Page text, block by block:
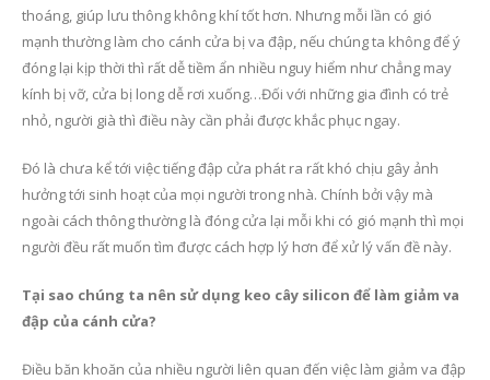
thoáng, giúp lưu thông không khí tốt hơn. Nhưng mỗi lần có gió
mạnh thường làm cho cánh cửa bị va đập, nếu chúng ta không để ý
đóng lại kịp thời thì rất dễ tiềm ẩn nhiều nguy hiểm như chẳng may
kính bị vỡ, cửa bị long dễ rơi xuống…Đối với những gia đình có trẻ
nhỏ, người già thì điều này cần phải được khắc phục ngay.
Đó là chưa kể tới việc tiếng đập cửa phát ra rất khó chịu gây ảnh
hưởng tới sinh hoạt của mọi người trong nhà. Chính bởi vậy mà
ngoài cách thông thường là đóng cửa lại mỗi khi có gió mạnh thì mọi
người đều rất muốn tìm được cách hợp lý hơn để xử lý vấn đề này.
Tại sao chúng ta nên sử dụng keo cây silicon để làm giảm va
đập của cánh cửa?
Điều băn khoăn của nhiều người liên quan đến việc làm giảm va đập